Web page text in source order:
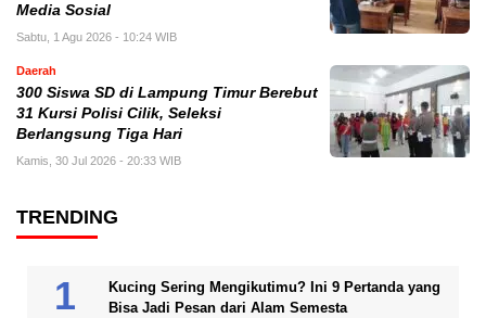
Media Sosial
Sabtu, 1 Agu 2026 - 10:24 WIB
Daerah
300 Siswa SD di Lampung Timur Berebut
31 Kursi Polisi Cilik, Seleksi
Berlangsung Tiga Hari
Kamis, 30 Jul 2026 - 20:33 WIB
TRENDING
Kucing Sering Mengikutimu? Ini 9 Pertanda yang
Bisa Jadi Pesan dari Alam Semesta